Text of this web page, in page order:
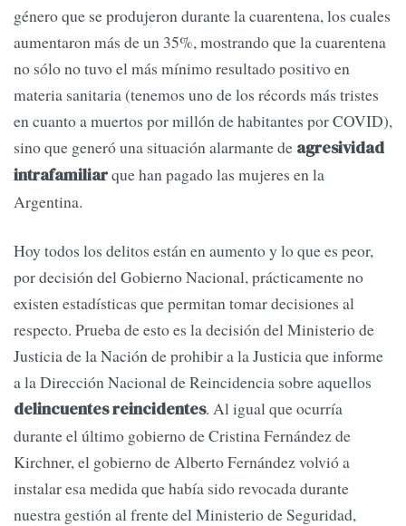
género que se produjeron durante la cuarentena, los cuales
aumentaron más de un 35%, mostrando que la cuarentena
no sólo no tuvo el más mínimo resultado positivo en
materia sanitaria (tenemos uno de los récords más tristes
en cuanto a muertos por millón de habitantes por COVID),
sino que generó una situación alarmante de agresividad
intrafamiliarque han pagado las mujeres en la
Argentina.
Hoy todos los delitos están en aumento y lo que es peor,
por decisión del Gobierno Nacional, prácticamente no
existen estadísticas que permitan tomar decisiones al
respecto. Prueba de esto es la decisión del Ministerio de
Justicia de la Nación de prohibir a la Justicia que informe
a la Dirección Nacional de Reincidencia sobre aquellos
delincuentes reincidentes. Al igual que ocurría
durante el último gobierno de Cristina Fernández de
Kirchner, el gobierno de Alberto Fernández volvió a
instalar esa medida que había sido revocada durante
nuestra gestión al frente del Ministerio de Seguridad,